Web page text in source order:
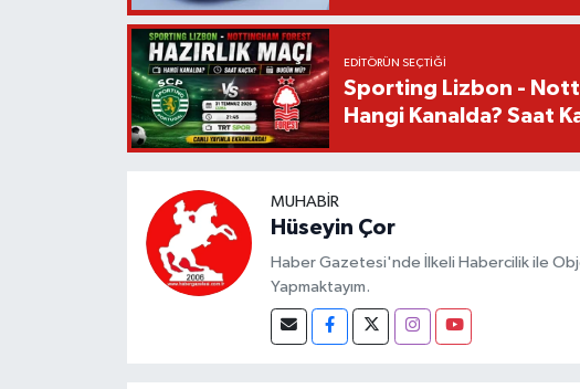
EDITÖRÜN SEÇTIĞI
Sporting Lizbon -
Hangi Kanalda? Saat
MUHABIR
Hüseyin Çor
Haber Gazetesi'nde İlkeli Habercilik ile
Yapmaktayım.